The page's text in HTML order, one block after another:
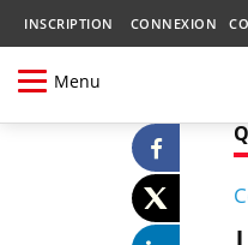
INSCRIPTION CONNEXION
Menu